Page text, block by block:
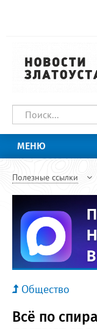
МЕНЮ
Полезные ссылки
Общество
Всё по